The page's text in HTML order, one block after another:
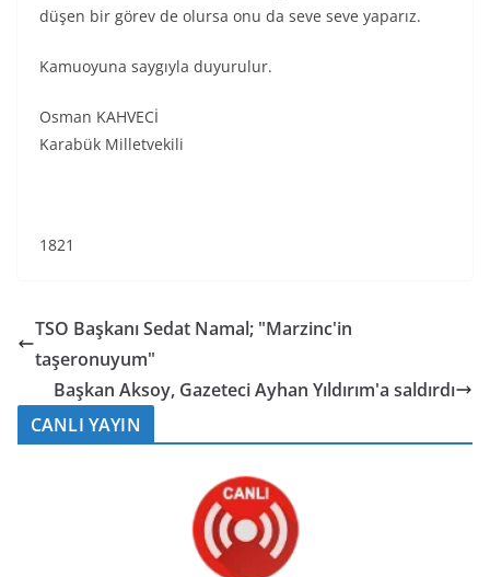
düşen bir görev de olursa onu da seve seve yaparız.
Kamuoyuna saygıyla duyurulur.
Osman KAHVECİ
Karabük Milletvekili
1821
TSO Başkanı Sedat Namal; "Marzinc'in
taşeronuyum"
Başkan Aksoy, Gazeteci Ayhan Yıldırım'a saldırdı
CANLI YAYIN